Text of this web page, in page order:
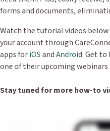
forms and documents,
Watch the tutorial videos below
your account through
apps foriOSandAndroid. Get to
one of their upcoming webinars
Stay tuned for more how-to